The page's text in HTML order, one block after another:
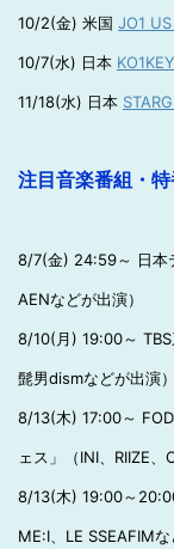
10/2(金) 米国 JO1 US
10/7(水) 日本
11/18(水) 日本
注目音楽番組・
8/7(金) 24:59～ 日本
AENなどが出演）
8/10(月) 19:00～
髭男dismなどが出演）
8/13(木) 17:00～
ェス」（INI、RIIZE
8/13(木) 19:00～
ME:I、LE SSEAFIM